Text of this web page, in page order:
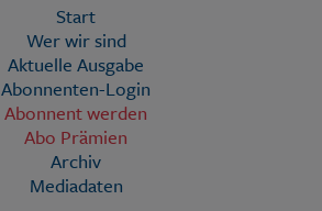
Start
Wer wir sind
Aktuelle Ausgabe
Abonnenten-Login
Abonnent werden
Abo Prämien
Archiv
Mediadaten